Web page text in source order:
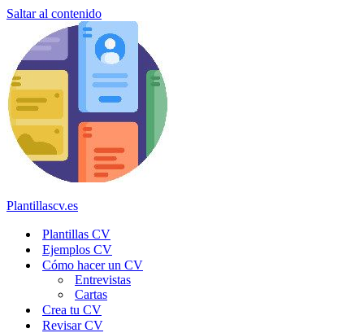
Saltar al contenido
Plantillascv.es
Plantillas CV
Ejemplos CV
Cómo hacer un CV
Entrevistas
Cartas
Crea tu CV
Revisar CV